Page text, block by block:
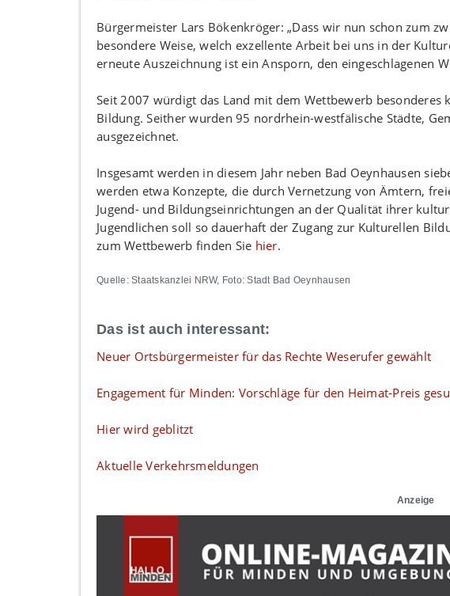
Bürgermeister Lars Bökenkröger: „Dass wir nun schon zum
besondere Weise, welch exzellente Arbeit bei uns in der
erneute Auszeichnung ist ein Ansporn, den eingeschlagenen
Seit 2007 würdigt das Land mit dem Wettbewerb besonderes
Bildung. Seither wurden 95 nordrhein-westfälische Städte,
ausgezeichnet.
Insgesamt werden in diesem Jahr neben Bad Oeynhausen
werden etwa Konzepte, die durch Vernetzung von Ämtern,
Jugend- und Bildungseinrichtungen an der Qualität ihrer
Jugendlichen soll so dauerhaft der Zugang zur Kulturellen
zum Wettbewerb finden Sie hier.
Quelle: Staatskanzlei NRW, Foto: Stadt Bad Oeynhausen
Das ist auch interessant:
Neuer Ortsbürgermeister für das Rechte Weserufer gewählt
Engagement für Minden: Vorschläge für den Heimat-Preis
Hier wird geblitzt
Aktuelle Verkehrsmeldungen
Anzeige